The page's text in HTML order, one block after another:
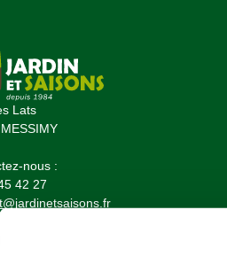
Lats
nous :
42 27
lundi au vendredi de 9h00 à
13h30 à 17h30